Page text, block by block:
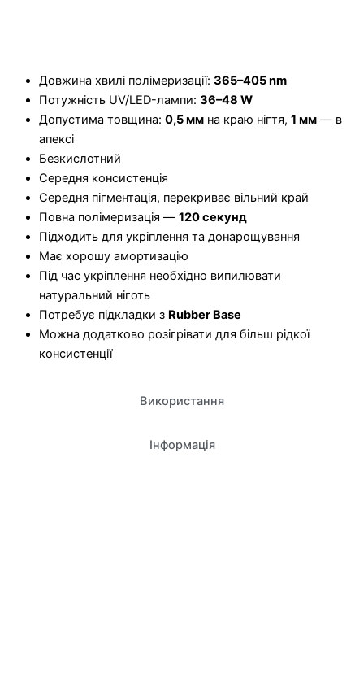
Використання
Інформація
Довжина хвилі полімеризації: 365–405 nm
Потужність UV/LED-лампи: 36–48 W
Допустима товщина: 0,5 мм на краю нігтя, 1 мм — в
апексі
Безкислотний
Середня консистенція
Середня пігментація, перекриває вільний край
Повна полімеризація — 120 секунд
Підходить для укріплення та донарощування
Має хорошу амортизацію
Під час укріплення необхідно випилювати
натуральний ніготь
Потребує підкладки з Rubber Base
Можна додатково розігрівати для більш рідкої
консистенції